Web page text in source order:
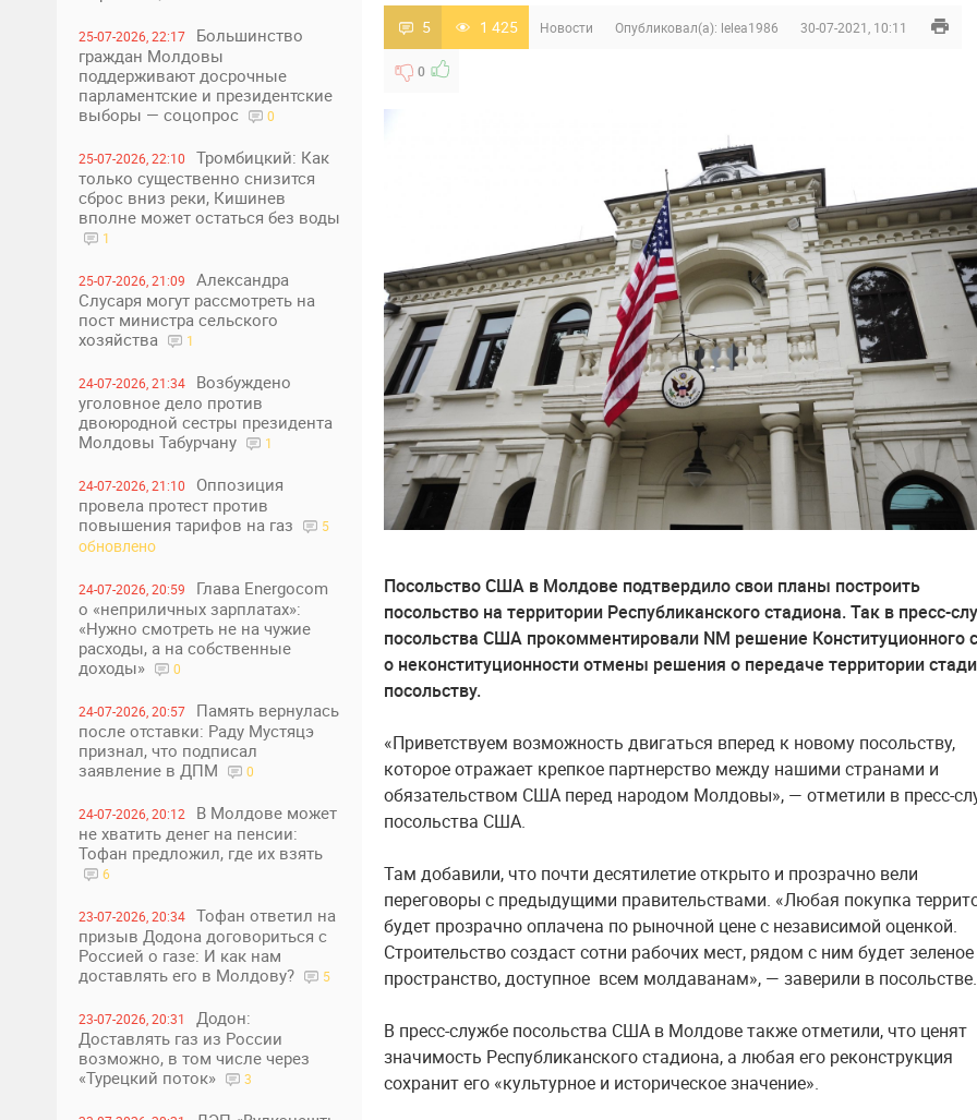
25-07-2026, 22:17
Большинство
граждан Молдовы
поддерживают досрочные
парламентские и президентские
выборы — соцопрос
0
25-07-2026, 22:10
Тромбицкий: Как
только существенно снизится
сброс вниз реки, Кишинев
вполне может остаться без воды
1
25-07-2026, 21:09
Александра
Слусаря могут рассмотреть на
пост министра сельского
хозяйства
1
24-07-2026, 21:34
Возбуждено
уголовное дело против
двоюродной сестры президента
Молдовы Табурчану
1
24-07-2026, 21:10
Оппозиция
провела протест против
повышения тарифов на газ
5
обновлено
24-07-2026, 20:59
Глава Energocom
о «неприличных зарплатах»:
«Нужно смотреть не на чужие
расходы, а на собственные
доходы»
0
24-07-2026, 20:57
Память вернулась
после отставки: Раду Мустяцэ
признал, что подписал
заявление в ДПМ
0
24-07-2026, 20:12
В Молдове может
не хватить денег на пенсии:
Тофан предложил, где их взять
6
23-07-2026, 20:34
Тофан ответил на
призыв Додона договориться с
Россией о газе: И как нам
доставлять его в Молдову?
5
23-07-2026, 20:31
Додон:
Доставлять газ из России
возможно, в том числе через
«Турецкий поток»
3
5 1 425 Новости Опубликовал(а): lelea1986 30-07-2021, 10:11
0
Посольство США в Молдове подтвердило свои планы построить
посольство на территории Республиканского стадиона. Так в пресс-
посольства США прокомментировали NM решение Конституционного
о неконституционности отмены решения о передаче территории
посольству.
«Приветствуем возможность двигаться вперед к новому посольству,
которое отражает крепкое партнерство между нашими странами и
обязательством США перед народом Молдовы», — отметили в пресс-
посольства США.
Там добавили, что почти десятилетие открыто и прозрачно вели
переговоры с предыдущими правительствами. «Любая покупка
будет прозрачно оплачена по рыночной цене с независимой оценкой.
Строительство создаст сотни рабочих мест, рядом с ним будет зеленое
пространство, доступное всем молдаванам», — заверили в посольстве.
В пресс-службе посольства США в Молдове также отметили, что ценят
значимость Республиканского стадиона, а любая его реконструкция
сохранит его «культурное и историческое значение».